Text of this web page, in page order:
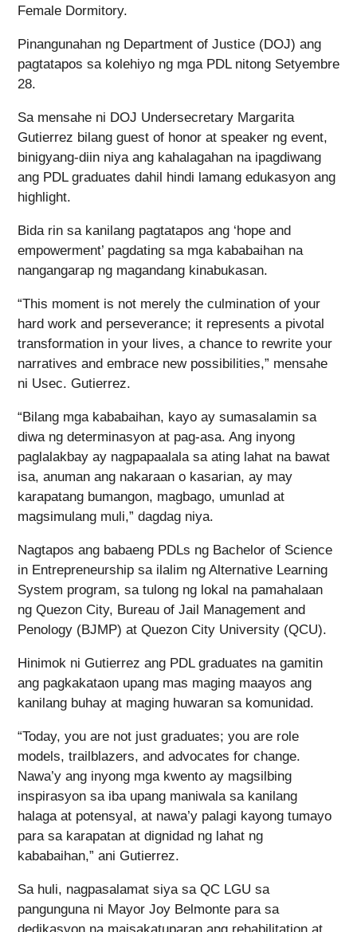
Female Dormitory.
Pinangunahan ng Department of Justice (DOJ) ang
pagtatapos sa kolehiyo ng mga PDL nitong Setyembre
28.
Sa mensahe ni DOJ Undersecretary Margarita
Gutierrez bilang guest of honor at speaker ng event,
binigyang-diin niya ang kahalagahan na ipagdiwang
ang PDL graduates dahil hindi lamang edukasyon ang
highlight.
Bida rin sa kanilang pagtatapos ang ‘hope and
empowerment’ pagdating sa mga kababaihan na
nangangarap ng magandang kinabukasan.
“This moment is not merely the culmination of your
hard work and perseverance; it represents a pivotal
transformation in your lives, a chance to rewrite your
narratives and embrace new possibilities,” mensahe
ni Usec. Gutierrez.
“Bilang mga kababaihan, kayo ay sumasalamin sa
diwa ng determinasyon at pag-asa. Ang inyong
paglalakbay ay nagpapaalala sa ating lahat na bawat
isa, anuman ang nakaraan o kasarian, ay may
karapatang bumangon, magbago, umunlad at
magsimulang muli,” dagdag niya.
Nagtapos ang babaeng PDLs ng Bachelor of Science
in Entrepreneurship sa ilalim ng Alternative Learning
System program, sa tulong ng lokal na pamahalaan
ng Quezon City, Bureau of Jail Management and
Penology (BJMP) at Quezon City University (QCU).
Hinimok ni Gutierrez ang PDL graduates na gamitin
ang pagkakataon upang mas maging maayos ang
kanilang buhay at maging huwaran sa komunidad.
“Today, you are not just graduates; you are role
models, trailblazers, and advocates for change.
Nawa’y ang inyong mga kwento ay magsilbing
inspirasyon sa iba upang maniwala sa kanilang
halaga at potensyal, at nawa’y palagi kayong tumayo
para sa karapatan at dignidad ng lahat ng
kababaihan,” ani Gutierrez.
Sa huli, nagpasalamat siya sa QC LGU sa
pangunguna ni Mayor Joy Belmonte para sa